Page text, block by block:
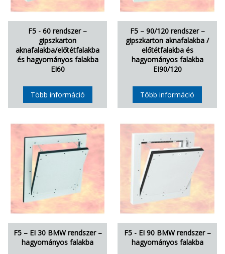
F5 - 60 rendszer –
gipszkarton
aknafalakba/előtétfalakba
és hagyományos falakba
EI60
Több információ
F5 – 90/120 rendszer –
gipszkarton aknafalakba /
előtétfalakba és
hagyományos falakba
EI90/120
Több információ
F5 – EI 30 BMW rendszer –
hagyományos falakba
F5 - EI 90 BMW rendszer –
hagyományos falakba